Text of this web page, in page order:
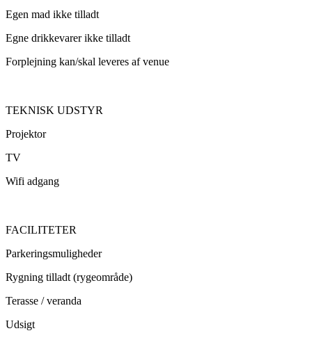
Egen mad ikke tilladt
Egne drikkevarer ikke tilladt
Forplejning kan/skal leveres af venue
TEKNISK UDSTYR
Projektor
TV
Wifi adgang
FACILITETER
Parkeringsmuligheder
Rygning tilladt (rygeområde)
Terasse / veranda
Udsigt